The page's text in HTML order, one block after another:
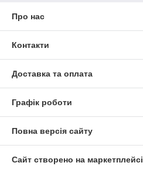
Про нас
Контакти
Доставка та оплата
Графік роботи
Повна версія сайту
Сайт створено на маркетплейсі